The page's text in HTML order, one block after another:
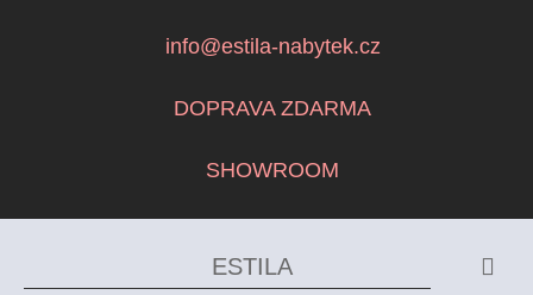
info@estila-nabytek.cz
DOPRAVA ZDARMA
SHOWROOM
ESTILA